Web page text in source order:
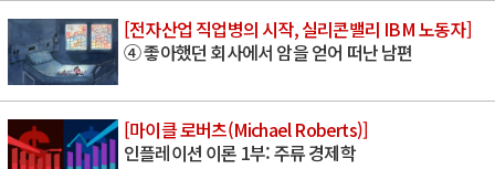
[전자산업 직업병의 시작, 실리콘밸리 IBM 노동자]
④ 좋아했던 회사에서 암을 얻어 떠난 남편
[마이클 로버츠(Michael Roberts)]
인플레이션 이론 1부: 주류 경제학